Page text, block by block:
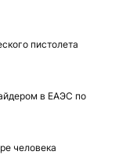
пистолета
в ЕАЭС по
человека